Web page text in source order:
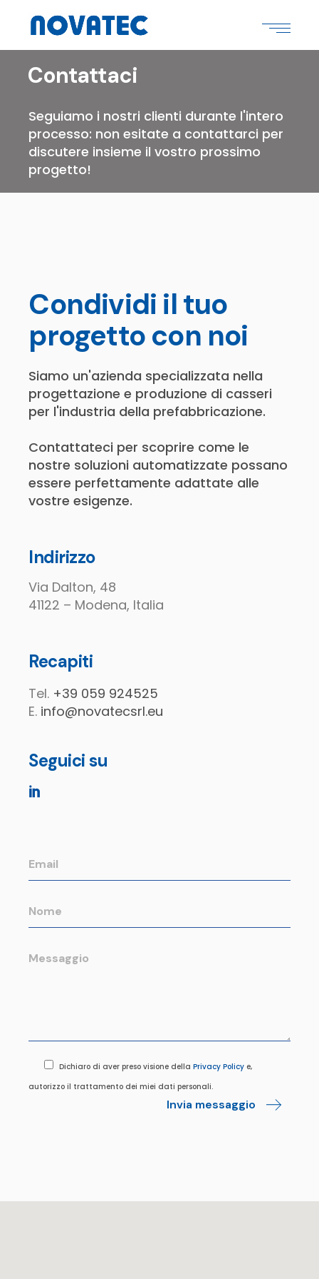
Contattaci
Seguiamo i nostri clienti durante l'intero
processo: non esitate a contattarci per
discutere insieme il vostro prossimo
progetto!
Condividi il tuo
progetto con noi
Siamo un'azienda specializzata nella
progettazione e produzione di casseri
per l'industria della prefabbricazione.
Contattateci per scoprire come le
nostre soluzioni automatizzate possano
essere perfettamente adattate alle
vostre esigenze.
Indirizzo
Via Dalton, 48
41122 – Modena, Italia
Recapiti
Tel. +39 059 924525
E. info@novatecsrl.eu
Seguici su
Dichiaro di aver preso visione dellaPrivacy Policy e,
autorizzo il trattamento dei miei dati personali.
Invia messaggio